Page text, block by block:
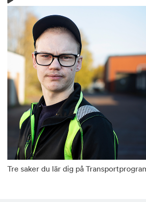
Tre saker du lär dig på